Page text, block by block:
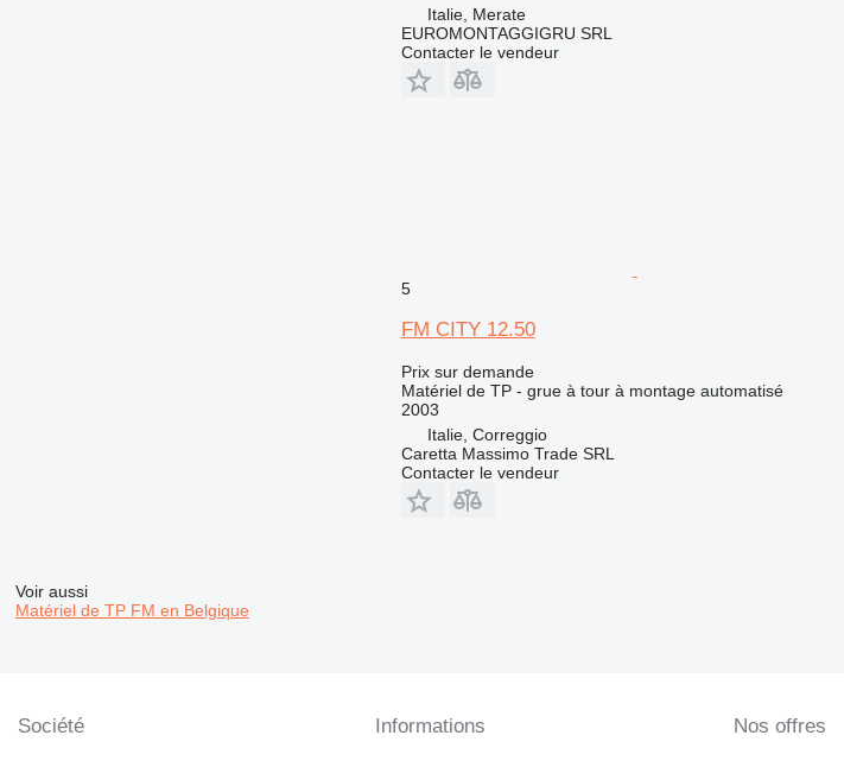
Italie, Merate
EUROMONTAGGIGRU SRL
Contacter le vendeur
5
FM CITY 12.50
Prix sur demande
Matériel de TP - grue à tour à montage automatisé
2003
Italie, Correggio
Caretta Massimo Trade SRL
Contacter le vendeur
Voir aussi
Matériel de TP FM en Belgique
Société Informations Nos offres